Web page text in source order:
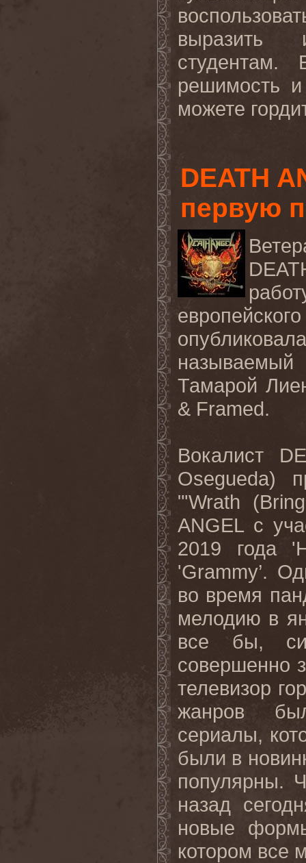
выразить
студентам.
решимость
можете
DEATH
первую
Тамарой
& Framed.
Вокалист
Osegueda)
"'Wrath (Bring
ANGEL с
2019 года '
'Grammy’.
во время
мелодию в
все бы,
совершенно
телевизор
жанров
сериалы,
были в
популярны.
назад
новые
котором все